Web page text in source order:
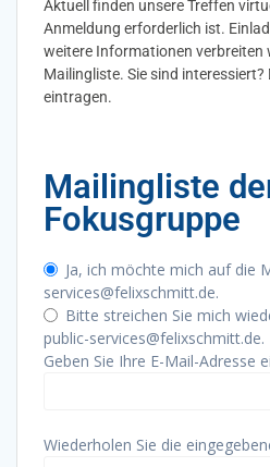
Aktuell finden unsere Treffen
Anmeldung erforderlich ist.
weitere Informationen verbreiten
Mailingliste. Sie sind interessiert?
eintragen.
Mailingliste
Fokusgruppe
Ja, ich möchte mich auf die
services@felixschmitt.de.
Bitte streichen Sie mich
public-services@felixschmitt.de.
Geben Sie Ihre E-Mail-Adresse
Wiederholen Sie die